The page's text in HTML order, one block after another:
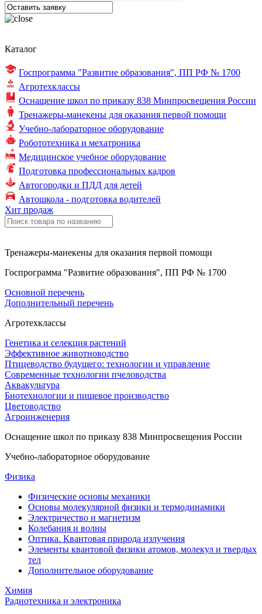
Каталог
Госпрограмма "Развитие образования", ПП РФ № 1700
Агротехклассы
Оснащение школ по приказу 838 Минпросвещения России
Тренажеры-манекены для оказания первой помощи
Учебно-лабораторное оборудование
Робототехника и мехатроника
Медицинское учебное оборудование
Подготовка профессиональных кадров
Автогородки и ПДД для детей
Автошкола - подготовка водителей
Хит продаж
Тренажеры-манекены для оказания первой помощи
Госпрограмма "Развитие образования", ПП РФ № 1700
Основной перечень
Дополнительный перечень
Агротехклассы
Генетика и селекция растений
Эффективное животноводство
Птицеводство будущего: технологии и управление
Современные технологии пчеловодства
Аквакультура
Биотехнологии и пищевое производство
Цветоводство
Агроинженерия
Оснащение школ по приказу 838 Минпросвещения России
Учебно-лабораторное оборудование
Физика
Физические основы механики
Основы молекулярной физики и термодинамики
Электричество и магнетизм
Колебания и волны
Оптика. Квантовая природа излучения
Элементы квантовой физики атомов, молекул и твердых
тел
Дополнительное оборудование
Химия
Радиотехника и электроника